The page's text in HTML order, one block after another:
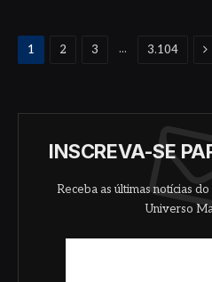
1 2 3 ... 3.104
INSCREVA-SE
Receba as últimas notícias
Universo